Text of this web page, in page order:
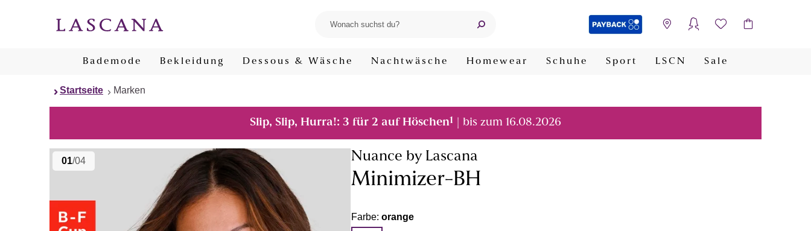
Bademode Bekleidung Dessous & Wäsche Nachtwäsche Homewear Schuhe Sport LSCN Sale
Startseite Marken
Slip, Slip, Hurra!: 3 für 2 auf Höschen1 | bis zum 16.08.2026
01/04 Nuance by Lascana
Minimizer-BH
Farbe: orange